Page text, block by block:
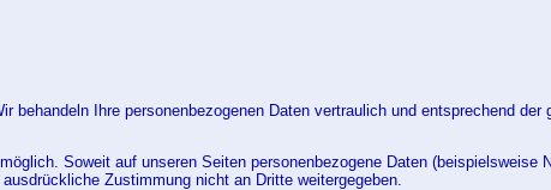
Ihre personenbezogenen Daten vertraulich und entsprechend
Soweit auf unseren Seiten personenbezogene Daten (beispielsweise
Zustimmung nicht an Dritte weitergegeben.